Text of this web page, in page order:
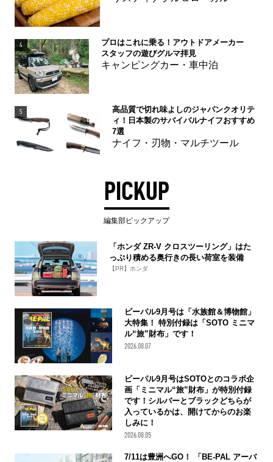
4
プロはこれに乗る！アウトドアメーカー
スタッフの遊びグルマ拝見
キャンピングカー・車中泊
5
高品質で切れ味よしのジャパンクオリテ
ィ！日本製のサバイバルナイフおすすめ
7選
ナイフ・刃物・マルチツール
PICKUP
編集部ピックアップ
「ホンダ ZR-V クロスツーリング」はた
っぷり積める奥行きの長い荷室を装備
【PR】ホンダ
ビーパル9月号は「水族館＆博物館」
大特集！ 特別付録は「SOTO ミニマ
ル“旅”財布」です！
2026.08.07
ビーパル9月号はSOTOとのコラボ企
画「ミニマル“旅”財布」が特別付録
です！シルバーとブラックどちらが
入っているかは、開けてからのお楽
しみに！
2026.08.05
7/11は豊洲へGO！ 「BE-PAL アーバ